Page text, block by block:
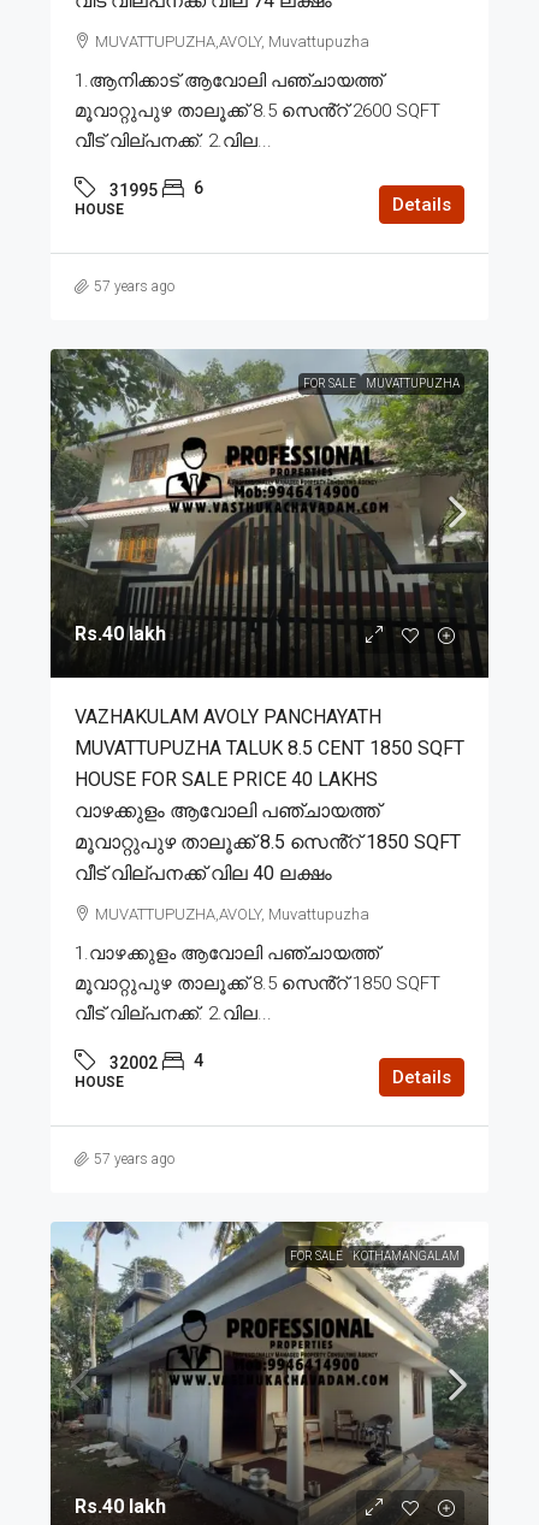
MUVATTUPUZHA,AVOLY, Muvattupuzha
1.ആനിക്കാട് ആവോലി പഞ്ചായത്ത്
മൂവാറ്റുപുഴ താലൂക്ക് 8.5 സെൻ്റ് 2600 SQFT
വീട് വില്പനക്ക്. 2.വില...
31995 6
HOUSE Details
57 years ago
FOR SALE MUVATTUPUZHA
Rs.40 lakh
VAZHAKULAM AVOLY PANCHAYATH
MUVATTUPUZHA TALUK 8.5 CENT 1850 SQFT
HOUSE FOR SALE PRICE 40 LAKHS
വാഴക്കുളം ആവോലി പഞ്ചായത്ത്
മൂവാറ്റുപുഴ താലൂക്ക് 8.5 സെൻ്റ് 1850 SQFT
വീട് വില്പനക്ക് വില 40 ലക്ഷം
MUVATTUPUZHA,AVOLY, Muvattupuzha
1.വാഴക്കുളം ആവോലി പഞ്ചായത്ത്
മൂവാറ്റുപുഴ താലൂക്ക് 8.5 സെൻ്റ് 1850 SQFT
വീട് വില്പനക്ക്. 2.വില...
32002 4
HOUSE Details
57 years ago
FOR SALE KOTHAMANGALAM
Rs.40 lakh